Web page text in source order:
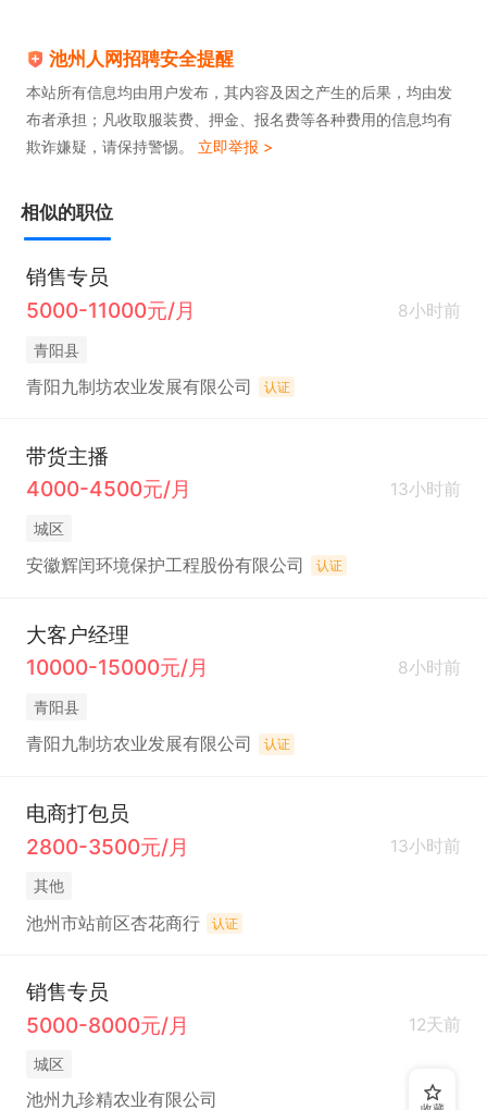
2.平台能力：熟练掌握淘宝、拼多多、抖音电商等平
台规则、流量逻辑、活动玩法及付费推广玩法
3.技能能力：精通店铺数据分析，熟练使用生意参
4.运营思维：懂产品选品、爆款打造、人群定位、文
案卖点提炼，能结合品牌文化做差异化运营
5.综合能力：具备良好活动策划能力、成本利润把控
意识，执行力强，抗压能力强，能紧跟平台玩法变化
6.职业素养：熟悉电商仓储发货、售后流程，细心严
谨，沟通协调能力强，有源头工厂品牌运营经验优先
运营、短视频电商运营者优先
三、福利待遇
2.源头厂家货源稳定，品牌实力雄厚，自带博物馆文
3.完善晋升体系，运营专员→运营主管→运营负责
4.办公环境舒适，团队氛围轻松，节假日福利、员工
福利齐全
池州人网招聘安全提醒
本站所有信息均由用户发布，其内容及因之产生的后果，均由发
布者承担；凡收取服装费、押金、报名费等各种费用的信息均有
欺诈嫌疑，请保持警惕。 立即举报 >
相似的职位
销售专员
5000-11000元/月
8小时前
青阳县
青阳九制坊农业发展有限公司 认证
带货主播
4000-4500元/月
13小时前
城区
安徽辉闰环境保护工程股份有限公司 认证
大客户经理
10000-15000元/月
8小时前
青阳县
青阳九制坊农业发展有限公司 认证
电商打包员
2800-3500元/月
13小时前
其他
池州市站前区杏花商行 认证
销售专员
5000-8000元/月
12天前
城区
池州九珍精农业有限公司